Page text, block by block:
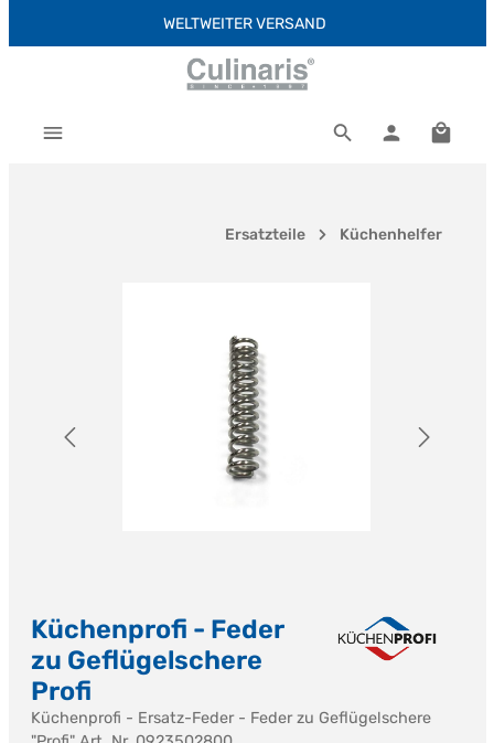
Zum Hauptinhalt springenWELTWEITER VERSAND
Ersatzteile Küchenhelfer
Küchenprofi - Feder
zu Geflügelschere
Profi
Küchenprofi - Ersatz-Feder - Feder zu Geflügelschere